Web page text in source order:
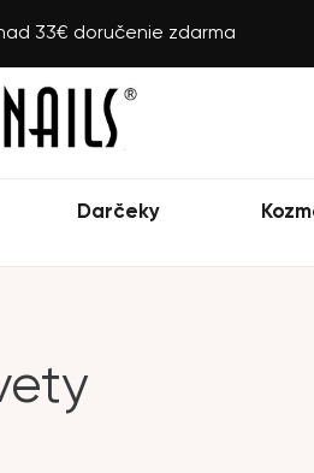
33€ doručenie zdarma
Darčeky